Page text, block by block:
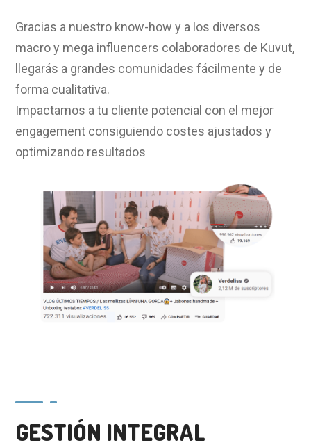
Gracias a nuestro know-how y a los diversos
macro y mega influencers colaboradores de Kuvut,
llegarás a grandes comunidades fácilmente y de
forma cualitativa.
Impactamos a tu cliente potencial con el mejor
engagement consiguiendo costes ajustados y
optimizando resultados
GESTIÓN INTEGRAL